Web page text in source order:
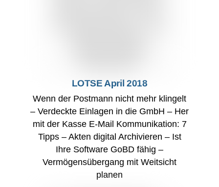
LOTSE April 2018
Wenn der Postmann nicht mehr klingelt
– Verdeckte Einlagen in die GmbH – Her
mit der Kasse E-Mail Kommunikation: 7
Tipps – Akten digital Archivieren – Ist
Ihre Software GoBD fähig –
Vermögensübergang mit Weitsicht
planen